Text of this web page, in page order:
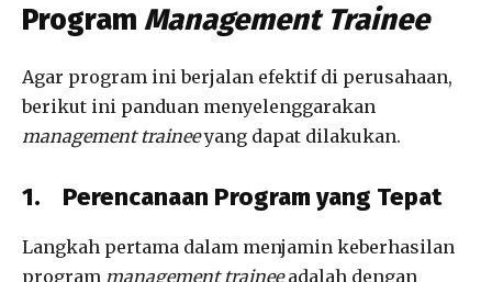
Program Management Trainee
Agar program ini berjalan efektif di perusahaan,
berikut ini panduan menyelenggarakan
management traineeyang dapat dilakukan.
1. Perencanaan Program yang Tepat
Langkah pertama dalam menjamin keberhasilan
program management traineeadalah dengan